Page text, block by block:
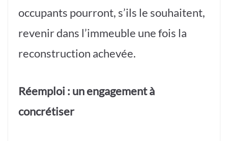
occupants pourront, s’ils le souhaitent,
revenir dans l’immeuble une fois la
reconstruction achevée.
Réemploi : un engagement à
concrétiser